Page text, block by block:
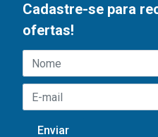
Cadastre-se para
ofertas!